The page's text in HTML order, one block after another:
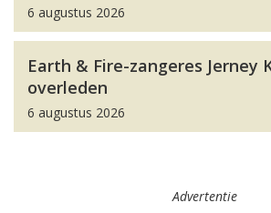
6 augustus 2026
Earth & Fire-zangeres Jerney
overleden
6 augustus 2026
Advertentie